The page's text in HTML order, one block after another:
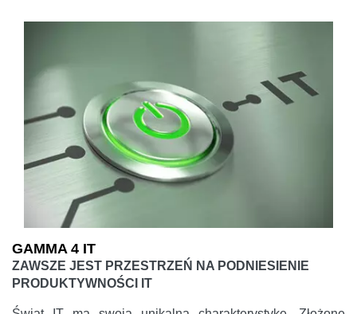
GAMMA 4 IT
ZAWSZE JEST PRZESTRZEŃ NA PODNIESIENIE
PRODUKTYWNOŚCI IT